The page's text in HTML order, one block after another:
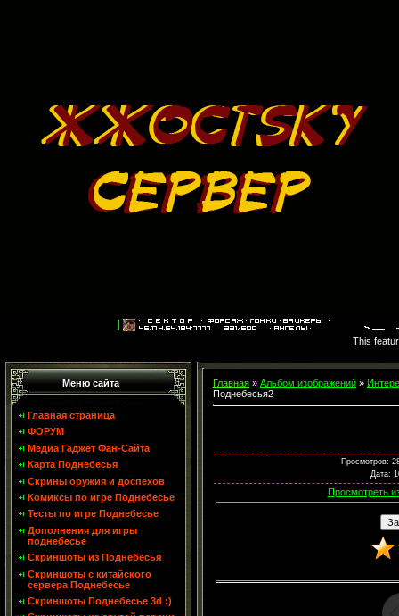
This
Меню сайта
Главная страница
ФОРУМ
Медиа Гаджет Фан-Сайта
Карта Поднебесья
Скрины оружия и доспехов
Комиксы по игре Поднебесье
Тесты по игре Поднебесье
Дополнения для игры
поднебесье
Скриншоты из Поднебесья
Скриншоты с китайского
сервера Поднебесье
Скриншоты Поднебесье 3d :)
Главная » Альбом изображений »
Поднебесья2
Просмотров:
Дата:
Просмотреть